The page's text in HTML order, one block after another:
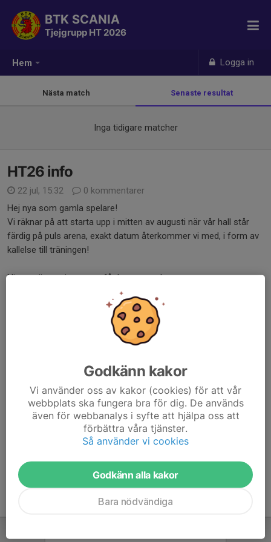
Hem Logga in
BTK SCANIA
Tjejgrupp HT 2026
Nästa match Senaste resultat
Inga tidigare matcher
HT26 info
22 jul, 15:32
0 kommentarer
Hej nya som gamla spelare!
Vi räknar på att starta upp i mitten av augusti när vår hall står
färdig på puls arena, exakt datum återkommer vi med, i form av
kallelse till träningen!
Ni som är nya i gruppen får komma och...
Inför start HT 26
Kring vecka 35, 24/8 startar höstterminen upp i nya lokaler.
Ni som tränat hos oss tidigare vet att vi tränat i Landskrona
Idrottshall, men nu under sommaren, mer bestämt 14/8 ska vår
nya hall besiktigas på Puls...
Godkänn kakor
Vi använder oss av kakor (cookies) för att vår
webbplats ska fungera bra för dig. De används
även för webbanalys i syfte att hjälpa oss att
förbättra våra tjänster.
Så använder vi cookies
Godkänn alla kakor
Bara nödvändiga